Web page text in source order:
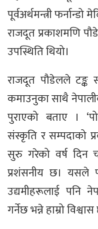
पूर्वअर्थमन्त्री
राजदूत प्रकाशमणि
उपस्थिति थियो।
राजदूत पौडेलले टङ्क
कमाउनुका साथै
पुराएको बताए ।
संस्कृति र सम्पदाको
सुरु गरेको वर्ष दिन
प्रशंसनीय छ। यसले
उद्यमीहरूलाई पनि
गर्नेछ भन्ने हाम्रो